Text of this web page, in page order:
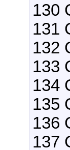
130
131
132
133
134
135
136
137